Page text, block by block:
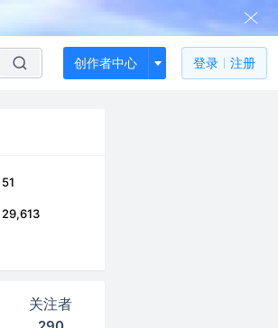
创作者中心 登录 注册
51
29,613
关注者